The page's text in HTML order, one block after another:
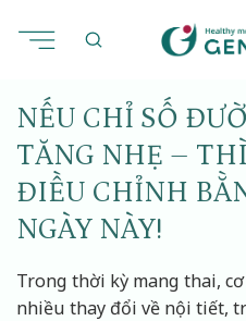
đến
NẾU CHỈ SỐ
TĂNG NHẸ –
ĐIỀU CHỈNH
NGÀY NÀY!
Trong thời kỳ mang thai,
nhiều thay đổi về nội tiết,